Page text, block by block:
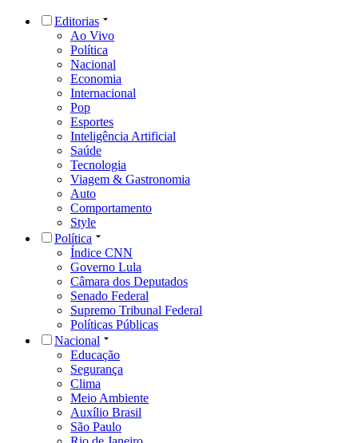
Editorias
Ao Vivo
Política
Nacional
Economia
Internacional
Pop
Esportes
Inteligência Artificial
Saúde
Tecnologia
Viagem & Gastronomia
Auto
Comportamento
Style
Política
Índice CNN
Governo Lula
Câmara dos Deputados
Senado Federal
Supremo Tribunal Federal
Políticas Públicas
Nacional
Educação
Segurança
Clima
Meio Ambiente
Auxílio Brasil
São Paulo